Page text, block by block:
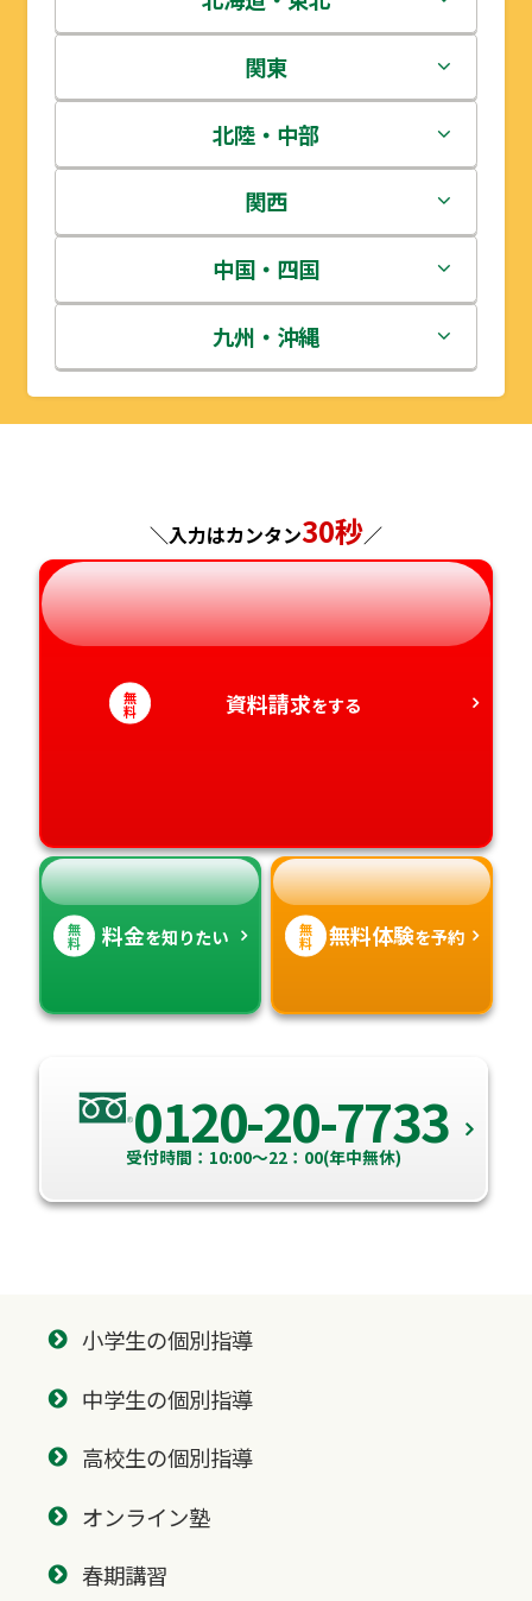
北海道
青森県
岩手県
宮城県
秋田県
山形県
関東
茨城県
栃木県
群馬県
埼玉県
千葉県
神奈川県
北陸・中部
新潟県
富山県
石川県
福井県
長野県
岐阜県
関西
三重県
滋賀県
京都府
兵庫県
奈良県
中国・四国
鳥取県
島根県
広島県
山口県
高知県
九州・沖縄
福岡県
長崎県
熊本県
沖縄県
＼入力はカンタン30秒／
無
料 資料請求をする
無
料 料金を知りたい 無
料 無料体験を予約
0120-20-7733
受付時間：10:00～22：00(年中無休)
小学生の個別指導
中学生の個別指導
高校生の個別指導
オンライン塾
春期講習